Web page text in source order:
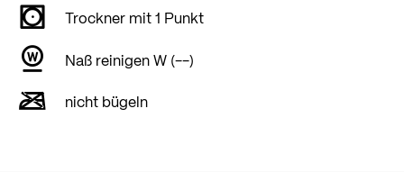
Trockner mit 1 Punkt
Naß reinigen W (--)
nicht bügeln